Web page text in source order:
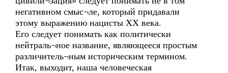
негативном смыс¬ле, который придавали
этому выражению нацисты ХХ века.
Его следует понимать как политически
нейтраль¬ное название, являющееся простым
различитель¬ным историческим термином.
Итак, выходит, наша человеческая